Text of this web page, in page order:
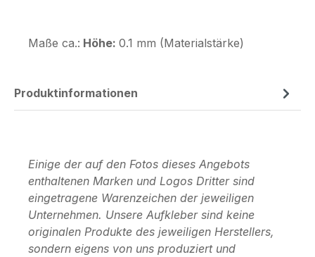
Maße ca.: Höhe: 0.1 mm (Materialstärke)
Produktinformationen
Einige der auf den Fotos dieses Angebots
enthaltenen Marken und Logos Dritter sind
eingetragene Warenzeichen der jeweiligen
Unternehmen. Unsere Aufkleber sind keine
originalen Produkte des jeweiligen Herstellers,
sondern eigens von uns produziert und